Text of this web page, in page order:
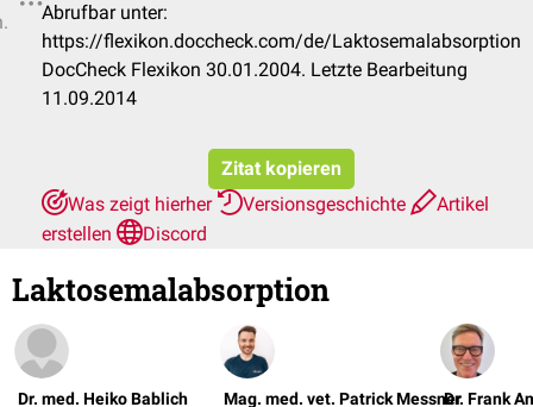
Abrufbar unter:
https://flexikon.doccheck.com/de/Laktosemalabsorption
DocCheck Flexikon 30.01.2004. Letzte Bearbeitung
11.09.2014
Zitat kopieren
Was zeigt hierher
Versionsgeschichte
Artikel
erstellen
Discord
Laktosemalabsorption
Dr. med. Heiko Bablich Mag. med. vet. Patrick MessnerDr. Frank